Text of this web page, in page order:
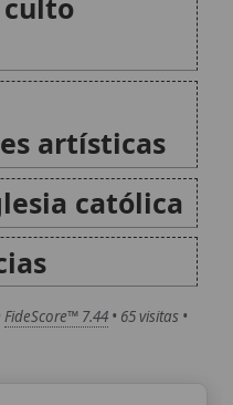
memoria litúrgica
testigo fiel ante las
el Comité
Las afirmaciones
y contrastadas
escritos
artículos
históricos, actas
fuentes
oficiales de